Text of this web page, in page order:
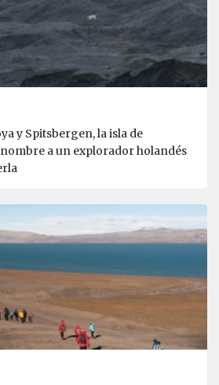
y Spitsbergen, la isla de
a un explorador holandés